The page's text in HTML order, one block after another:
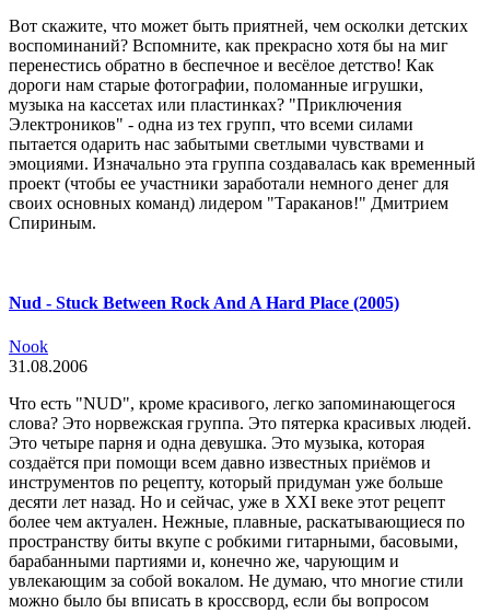
Вот скажите, что может быть приятней, чем осколки детских
воспоминаний? Вспомните, как прекрасно хотя бы на миг
перенестись обратно в беспечное и весёлое детство! Как
дороги нам старые фотографии, поломанные игрушки,
музыка на кассетах или пластинках? "Приключения
Электроников" - одна из тех групп, что всеми силами
пытается одарить нас забытыми светлыми чувствами и
эмоциями. Изначально эта группа создавалась как временный
проект (чтобы ее участники заработали немного денег для
своих основных команд) лидером "Тараканов!" Дмитрием
Спириным.
Nud - Stuck Between Rock And A Hard Place (2005)
Nook
31.08.2006
Что есть "NUD", кроме красивого, легко запоминающегося
слова? Это норвежская группа. Это пятерка красивых людей.
Это четыре парня и одна девушка. Это музыка, которая
создаётся при помощи всем давно известных приёмов и
инструментов по рецепту, который придуман уже больше
десяти лет назад. Но и сейчас, уже в XXI веке этот рецепт
более чем актуален. Нежные, плавные, раскатывающиеся по
пространству биты вкупе с робкими гитарными, басовыми,
барабанными партиями и, конечно же, чарующим и
увлекающим за собой вокалом. Не думаю, что многие стили
можно было бы вписать в кроссворд, если бы вопросом